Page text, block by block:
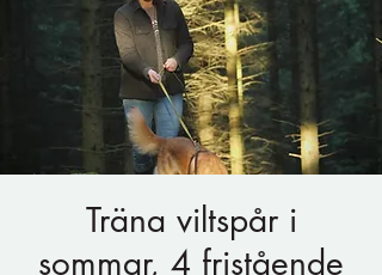
Träna viltspår i
sommar, 4 fristående